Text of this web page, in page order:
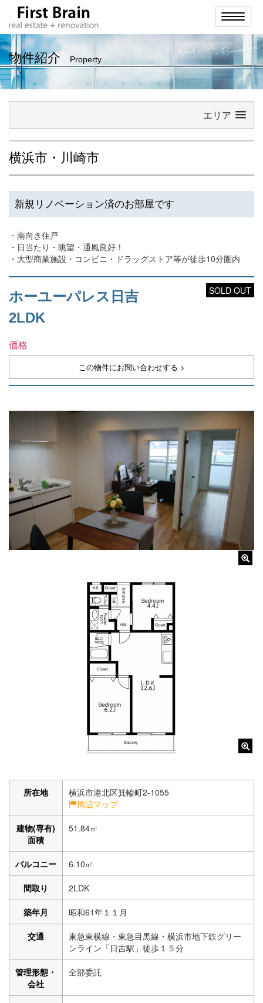
ナ
ビ
ゲ
シ
ョ
ン
物件紹介 Property
エリア
横浜市・川崎市
新規リノベーション済のお部屋です
・南向き住戸
・日当たり・眺望・通風良好！
・大型商業施設・コンビニ・ドラッグストア等が徒歩10分圏内
ホーユーパレス日吉
2LDK
SOLD OUT
価格
この物件にお問い合わせする >
所在地
横浜市港北区箕輪町2-1055
周辺マップ
建物(専有)
面積
51.84㎡
バルコニー 6.10㎡
間取り 2LDK
築年月 昭和61年１１月
交通
東急東横線・東急目黒線・横浜市地下鉄グリー
ンライン「日吉駅」徒歩１５分
管理形態・
会社
全部委託